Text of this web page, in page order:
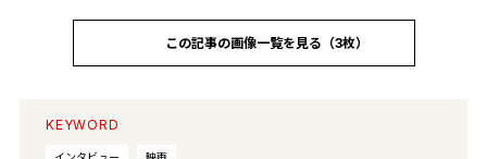
この記事の画像一覧を見る（3枚）
KEYWORD